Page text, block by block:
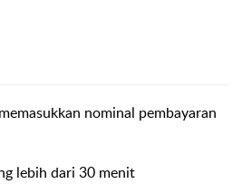
nominal pembayaran
lebih dari 30 menit